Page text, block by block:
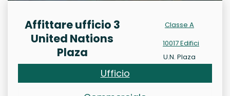
Affittare ufficio 3
United Nations
Plaza
Classe A
10017 Edifici
U.N. Plaza
Ufficio